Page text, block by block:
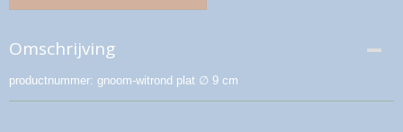
Omschrijving
productnummer: gnoom-witrond plat ∅ 9 cm